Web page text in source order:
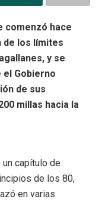
comenzó hace
de los límites
y se
Gobierno
de sus
millas hacia la
capítulo de
de los 80,
en varias